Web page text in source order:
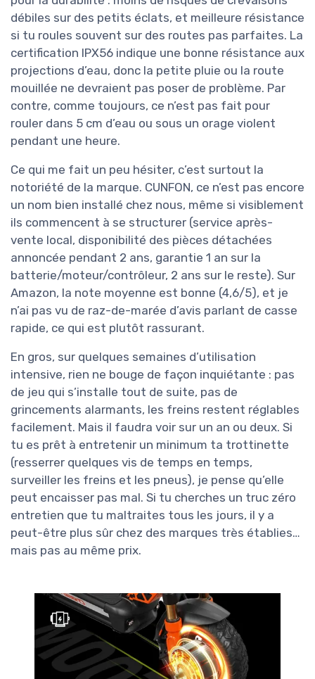
débiles sur des petits éclats, et meilleure résistance
si tu roules souvent sur des routes pas parfaites. La
certification IPX56 indique une bonne résistance aux
projections d’eau, donc la petite pluie ou la route
mouillée ne devraient pas poser de problème. Par
contre, comme toujours, ce n’est pas fait pour
rouler dans 5 cm d’eau ou sous un orage violent
pendant une heure.
Ce qui me fait un peu hésiter, c’est surtout la
notoriété de la marque. CUNFON, ce n’est pas encore
un nom bien installé chez nous, même si visiblement
ils commencent à se structurer (service après-
vente local, disponibilité des pièces détachées
annoncée pendant 2 ans, garantie 1 an sur la
batterie/moteur/contrôleur, 2 ans sur le reste). Sur
Amazon, la note moyenne est bonne (4,6/5), et je
n’ai pas vu de raz-de-marée d’avis parlant de casse
rapide, ce qui est plutôt rassurant.
En gros, sur quelques semaines d’utilisation
intensive, rien ne bouge de façon inquiétante : pas
de jeu qui s’installe tout de suite, pas de
grincements alarmants, les freins restent réglables
facilement. Mais il faudra voir sur un an ou deux. Si
tu es prêt à entretenir un minimum ta trottinette
(resserrer quelques vis de temps en temps,
surveiller les freins et les pneus), je pense qu’elle
peut encaisser pas mal. Si tu cherches un truc zéro
entretien que tu maltraites tous les jours, il y a
peut-être plus sûr chez des marques très établies…
mais pas au même prix.